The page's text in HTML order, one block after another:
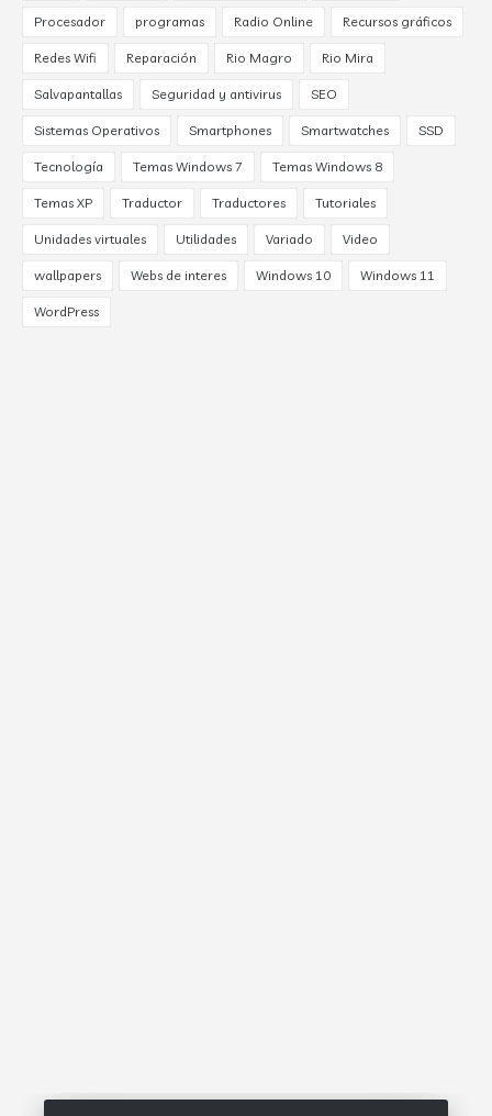
Procesador programas Radio Online Recursos gráficos
Redes Wifi Reparación Rio Magro Rio Mira
Salvapantallas Seguridad y antivirus SEO
Sistemas Operativos Smartphones Smartwatches SSD
Tecnología Temas Windows 7 Temas Windows 8
Temas XP Traductor Traductores Tutoriales
Unidades virtuales Utilidades Variado Video
wallpapers Webs de interes Windows 10 Windows 11
WordPress